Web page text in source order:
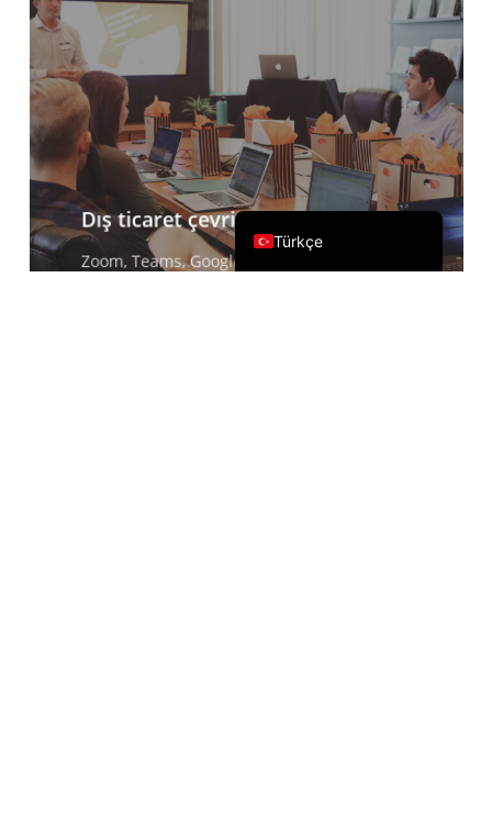
Dış ticaret çevrimiçi iletişimi
Zoom, Teams, Google Meet ve diğer
Türkçe
English
简体中文
日本語
Русский